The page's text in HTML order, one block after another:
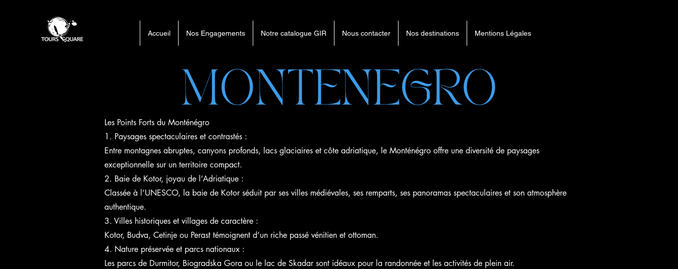
Accueil Nos Engagements Notre catalogue GIR Nous contacter Nos destinations Mentions Légales
MONTENEGRO
Les Points Forts du Monténégro
1. Paysages spectaculaires et contrastés :
Entre montagnes abruptes, canyons profonds, lacs glaciaires et côte adriatique, le Monténégro offre une diversité de paysages
exceptionnelle sur un territoire compact.
2. Baie de Kotor, joyau de l’Adriatique :
Classée à l’UNESCO, la baie de Kotor séduit par ses villes médiévales, ses remparts, ses panoramas spectaculaires et son atmosphère
authentique.
3. Villes historiques et villages de caractère :
Kotor, Budva, Cetinje ou Perast témoignent d’un riche passé vénitien et ottoman.
4. Nature préservée et parcs nationaux :
Les parcs de Durmitor, Biogradska Gora ou le lac de Skadar sont idéaux pour la randonnée et les activités de plein air.